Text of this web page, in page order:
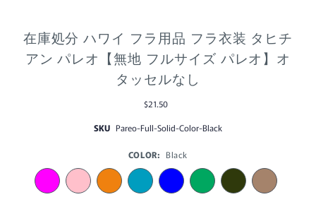
在庫処分 ハワイ フラ用品 フラ衣装 タヒチ
アン パレオ【無地 フルサイズ パレオ】オ
タッセルなし
$21.50
SKU Pareo-Full-Solid-Color-Black
COLOR: Black